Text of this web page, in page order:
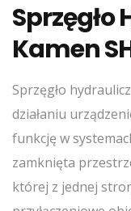
Sprzęgło
Kamen
Sprzęgło
działaniu
funkcję w
zamknięta
której z jednej